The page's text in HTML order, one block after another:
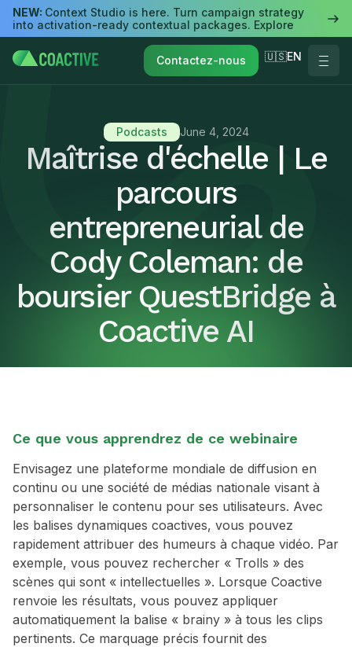
NEW: Context Studio is here. Turn campaign strategy
into activation-ready contextual packages. Explore
Contactez-nous 🇺🇸EN
Podcasts June 4, 2024
Maîtrise d'échelle | Le
parcours
entrepreneurial de
Cody Coleman: de
boursier QuestBridge à
Coactive AI
Ce que vous apprendrez de ce webinaire
Envisagez une plateforme mondiale de diffusion en
continu ou une société de médias nationale visant à
personnaliser le contenu pour ses utilisateurs. Avec
les balises dynamiques coactives, vous pouvez
rapidement attribuer des humeurs à chaque vidéo. Par
exemple, vous pouvez rechercher « Trolls » des
scènes qui sont « intellectuelles ». Lorsque Coactive
renvoie les résultats, vous pouvez appliquer
automatiquement la balise « brainy » à tous les clips
pertinents. Ce marquage précis fournit des